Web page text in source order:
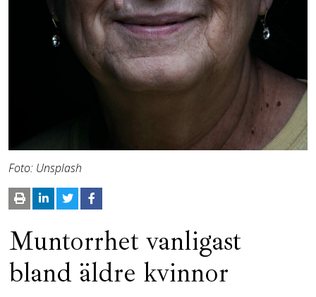
Foto: Unsplash
Muntorrhet vanligast
bland äldre kvinnor